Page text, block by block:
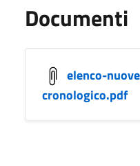
Documenti
elenco-
cronologico.pdf